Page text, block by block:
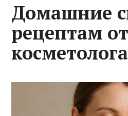
Домашние
рецептам от
косметолога